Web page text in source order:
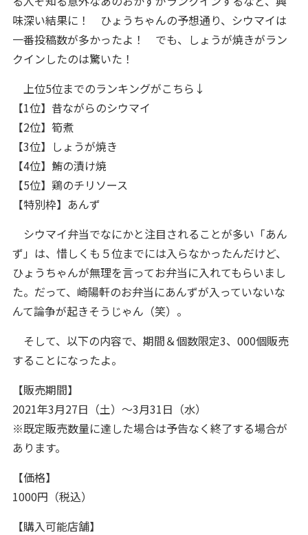
味深い結果に！ ひょうちゃんの予想通り、シウマイは
一番投稿数が多かったよ！ でも、しょうが焼きがラン
クインしたのは驚いた！
上位5位までのランキングがこちら↓
【1位】昔ながらのシウマイ
【2位】筍煮
【3位】しょうが焼き
【4位】鮪の漬け焼
【5位】鶏のチリソース
【特別枠】あんず
シウマイ弁当でなにかと注目されることが多い「あん
ず」は、惜しくも５位までには入らなかったんだけど、
ひょうちゃんが無理を言ってお弁当に入れてもらいまし
た。だって、崎陽軒のお弁当にあんずが入っていないな
んて論争が起きそうじゃん（笑）。
そして、以下の内容で、期間＆個数限定3、000個販売
することになったよ。
【販売期間】
2021年3月27日（土）〜3月31日（水）
※既定販売数量に達した場合は予告なく終了する場合が
あります。
【価格】
1000円（税込）
【購入可能店舗】